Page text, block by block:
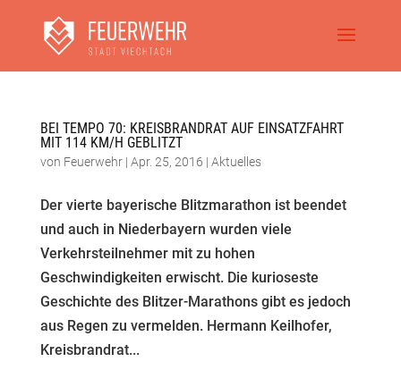
BEI TEMPO 70: KREISBRANDRAT AUF EINSATZFAHRT
MIT 114 KM/H GEBLITZT
von Feuerwehr| Apr. 25, 2016 | Aktuelles
Der vierte bayerische Blitzmarathon ist beendet
und auch in Niederbayern wurden viele
Verkehrsteilnehmer mit zu hohen
Geschwindigkeiten erwischt. Die kurioseste
Geschichte des Blitzer-Marathons gibt es jedoch
aus Regen zu vermelden. Hermann Keilhofer,
Kreisbrandrat...